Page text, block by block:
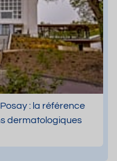
: la référence
dermatologiques